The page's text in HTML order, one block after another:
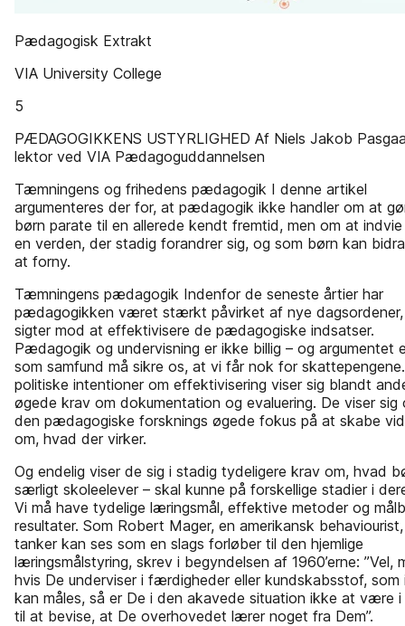
Pædagogisk Extrakt
VIA University College
5
PÆDAGOGIKKENS USTYRLIGHED Af Niels Jakob
lektor ved VIA Pædagoguddannelsen
Tæmningens og frihedens pædagogik I denne artikel
argumenteres der for, at pædagogik ikke handler om at
børn parate til en allerede kendt fremtid, men om at
en verden, der stadig forandrer sig, og som børn kan
at forny.
Tæmningens pædagogik Indenfor de seneste årtier har
pædagogikken været stærkt påvirket af nye
sigter mod at effektivisere de pædagogiske indsatser.
Pædagogik og undervisning er ikke billig – og argumentet
som samfund må sikre os, at vi får nok for
politiske intentioner om effektivisering viser sig blandt
øgede krav om dokumentation og evaluering. De viser sig
den pædagogiske forsknings øgede fokus på at skabe
om, hvad der virker.
Og endelig viser de sig i stadig tydeligere krav om, hvad
særligt skoleelever – skal kunne på forskellige stadier i
Vi må have tydelige læringsmål, effektive metoder og
resultater. Som Robert Mager, en amerikansk
tanker kan ses som en slags forløber til den hjemlige
læringsmålstyring, skrev i begyndelsen af 1960’erne: ”Vel,
hvis De underviser i færdigheder eller kundskabsstof, som
kan måles, så er De i den akavede situation ikke at være
til at bevise, at De overhovedet lærer noget fra Dem”.